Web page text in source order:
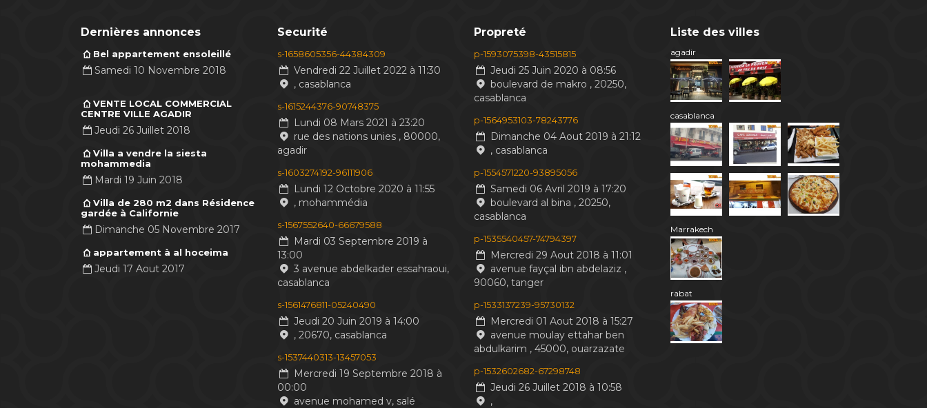
Dernières annonces
Bel appartement ensoleillé
Samedi 10 Novembre 2018
VENTE LOCAL COMMERCIAL
CENTRE VILLE AGADIR
Jeudi 26 Juillet 2018
Villa a vendre la siesta
mohammedia
Mardi 19 Juin 2018
Villa de 280 m2 dans Résidence
gardée à Californie
Dimanche 05 Novembre 2017
appartement à al hoceima
Jeudi 17 Aout 2017
Securité
s-1658605356-44384309
Vendredi 22 Juillet 2022 à 11:30
, casablanca
s-1615244376-90748375
Lundi 08 Mars 2021 à 23:20
rue des nations unies , 80000,
agadir
s-1603274192-96111906
Lundi 12 Octobre 2020 à 11:55
, mohammédia
s-1567552640-66679588
Mardi 03 Septembre 2019 à
13:00
3 avenue abdelkader essahraoui,
casablanca
s-1561476811-05240490
Jeudi 20 Juin 2019 à 14:00
, 20670, casablanca
s-1537440313-13457053
Mercredi 19 Septembre 2018 à
00:00
avenue mohamed v, salé
Propreté
p-1593075398-43515815
Jeudi 25 Juin 2020 à 08:56
boulevard de makro , 20250,
casablanca
p-1564953103-78243776
Dimanche 04 Aout 2019 à 21:12
, casablanca
p-1554571220-93895056
Samedi 06 Avril 2019 à 17:20
boulevard al bina , 20250,
casablanca
p-1535540457-74794397
Mercredi 29 Aout 2018 à 11:01
avenue fayçal ibn abdelaziz ,
90060, tanger
p-1533137239-95730132
Mercredi 01 Aout 2018 à 15:27
avenue moulay ettahar ben
abdulkarim , 45000, ouarzazate
p-1532602682-67298748
Jeudi 26 Juillet 2018 à 10:58
,
Liste des villes
agadir
casablanca
Marrakech
rabat